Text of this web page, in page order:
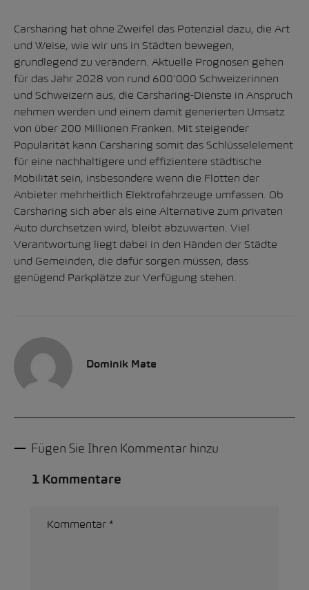
Carsharing hat ohne Zweifel das Potenzial dazu, die Art
und Weise, wie wir uns in Städten bewegen,
grundlegend zu verändern . Aktuelle Prognosen gehen
für das Jahr 2028 von rund 600’000 Schweizerinnen
und Schweizern aus, die Carsharing-Dienste in Anspruch
nehmen werden und einem damit generierten Umsatz
von über 200 Millionen Franken. Mit steigender
Popularität kann Carsharing somit das Schlüsselelement
für eine nachhaltigere und effizientere städtische
Mobilität sein, insbesondere wenn die Flotten der
Anbieter mehrheitlich Elektrofahrzeuge umfassen. Ob
Carsharing sich aber als eine Alternative zum privaten
Auto durchsetzen wird, bleibt abzuwarten. Viel
Verantwortung liegt dabei in den Händen der Städte
und Gemeinden, die dafür sorgen müssen, dass
genügend Parkplätze zur Verfügung stehen.
Dominik Mate
Fügen Sie Ihren Kommentar hinzu
1 Kommentare